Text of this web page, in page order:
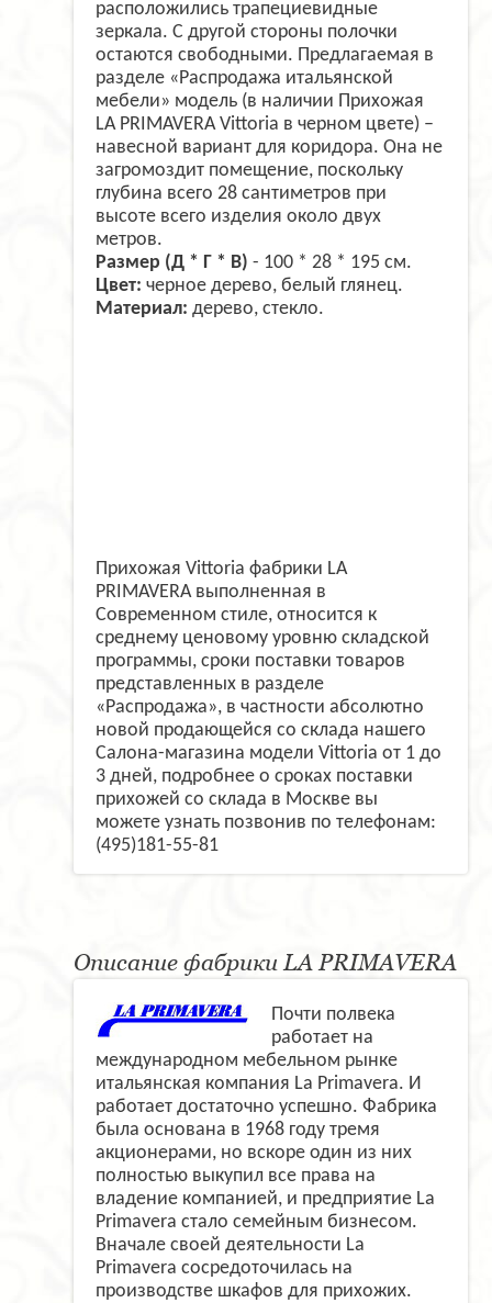
расположились трапециевидные
зеркала. С другой стороны полочки
остаются свободными. Предлагаемая в
разделе «Распродажа итальянской
мебели» модель (в наличии Прихожая
LA PRIMAVERA Vittoria в черном цвете) –
навесной вариант для коридора. Она не
загромоздит помещение, поскольку
глубина всего 28 сантиметров при
высоте всего изделия около двух
метров.
Размер (Д * Г * В) - 100 * 28 * 195 см.
Цвет: черное дерево, белый глянец.
Материал: дерево, стекло.
Прихожая Vittoria фабрики LA
PRIMAVERA выполненная в
Современном стиле, относится к
среднему ценовому уровню складской
программы, сроки поставки товаров
представленных в разделе
«Распродажа», в частности абсолютно
новой продающейся со склада нашего
Салона-магазина модели Vittoria от 1 до
3 дней, подробнее о сроках поставки
прихожей со склада в Москве вы
можете узнать позвонив по телефонам:
(495)181-55-81
Описание фабрики LA PRIMAVERA
Почти полвека
работает на
международном мебельном рынке
итальянская компания La Primavera. И
работает достаточно успешно. Фабрика
была основана в 1968 году тремя
акционерами, но вскоре один из них
полностью выкупил все права на
владение компанией, и предприятие La
Primavera стало семейным бизнесом.
Вначале своей деятельности La
Primavera сосредоточилась на
производстве шкафов для прихожих.